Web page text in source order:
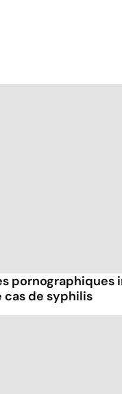
pornographiques
cas de syphilis